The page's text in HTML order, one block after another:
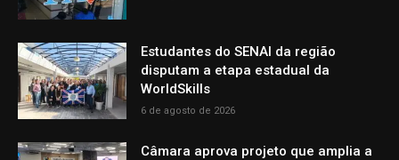
Estudantes do SENAI da região
disputam a etapa estadual da
WorldSkills
6 de agosto de 2026
Câmara aprova projeto que amplia a